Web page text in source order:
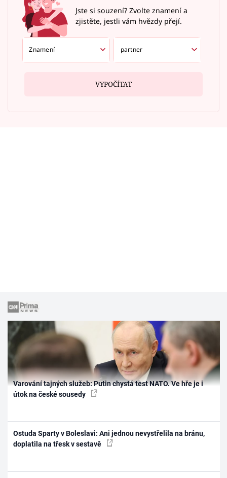
Jste si souzení? Zvolte znamení a
zjistěte, jestli vám hvězdy přejí.
VYPOČÍTAT
Varování tajných služeb: Putin chystá test NATO. Ve hře je i
útok na české sousedy
Ostuda Sparty v Boleslavi: Ani jednou nevystřelila na bránu,
doplatila na třesk v sestavě